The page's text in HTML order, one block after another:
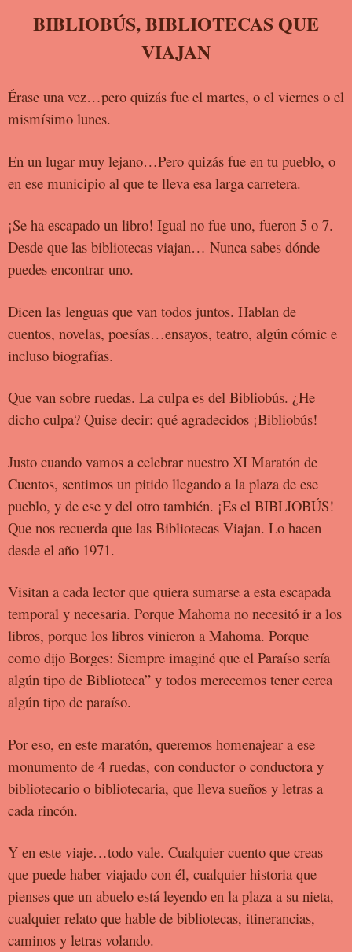
BIBLIOBÚS, BIBLIOTECAS QUE
VIAJAN
Érase una vez…pero quizás fue el martes, o el viernes o el
mismísimo lunes.
En un lugar muy lejano…Pero quizás fue en tu pueblo, o
en ese municipio al que te lleva esa larga carretera.
¡Se ha escapado un libro! Igual no fue uno, fueron 5 o 7.
Desde que las bibliotecas viajan… Nunca sabes dónde
puedes encontrar uno.
Dicen las lenguas que van todos juntos. Hablan de
cuentos, novelas, poesías…ensayos, teatro, algún cómic e
incluso biografías.
Que van sobre ruedas. La culpa es del Bibliobús. ¿He
dicho culpa? Quise decir: qué agradecidos ¡Bibliobús!
Justo cuando vamos a celebrar nuestro XI Maratón de
Cuentos, sentimos un pitido llegando a la plaza de ese
pueblo, y de ese y del otro también. ¡Es el BIBLIOBÚS!
Que nos recuerda que las Bibliotecas Viajan. Lo hacen
desde el año 1971.
Visitan a cada lector que quiera sumarse a esta escapada
temporal y necesaria. Porque Mahoma no necesitó ir a los
libros, porque los libros vinieron a Mahoma. Porque
como dijo Borges: Siempre imaginé que el Paraíso sería
algún tipo de Biblioteca” y todos merecemos tener cerca
algún tipo de paraíso.
Por eso, en este maratón, queremos homenajear a ese
monumento de 4 ruedas, con conductor o conductora y
bibliotecario o bibliotecaria, que lleva sueños y letras a
cada rincón.
Y en este viaje…todo vale. Cualquier cuento que creas
que puede haber viajado con él, cualquier historia que
pienses que un abuelo está leyendo en la plaza a su nieta,
cualquier relato que hable de bibliotecas, itinerancias,
caminos y letras volando.